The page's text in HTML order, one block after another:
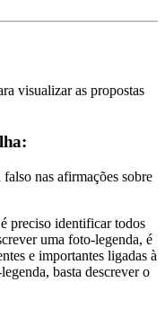
visualizar as propostas
nas afirmações sobre
preciso identificar todos
uma foto-legenda, é
e importantes ligadas à
basta descrever o